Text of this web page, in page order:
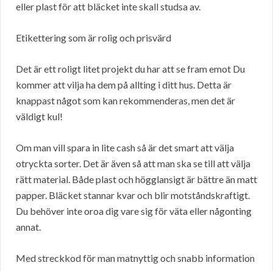
eller plast för att bläcket inte skall studsa av.
Etikettering som är rolig och prisvärd
Det är ett roligt litet projekt du har att se fram emot Du
kommer att vilja ha dem på allting i ditt hus. Detta är
knappast något som kan rekommenderas, men det är
väldigt kul!
Om man vill spara in lite cash så är det smart att välja
otryckta sorter. Det är även så att man ska se till att välja
rätt material. Både plast och högglansigt är bättre än matt
papper. Bläcket stannar kvar och blir motståndskraftigt.
Du behöver inte oroa dig vare sig för väta eller någonting
annat.
Med streckkod för man matnyttig och snabb information